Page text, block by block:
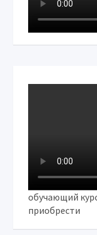
обучающий
приобрести